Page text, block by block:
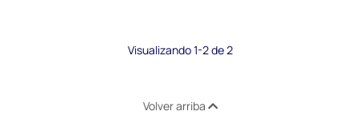
Visualizando 1-2 de 2
Volver arriba